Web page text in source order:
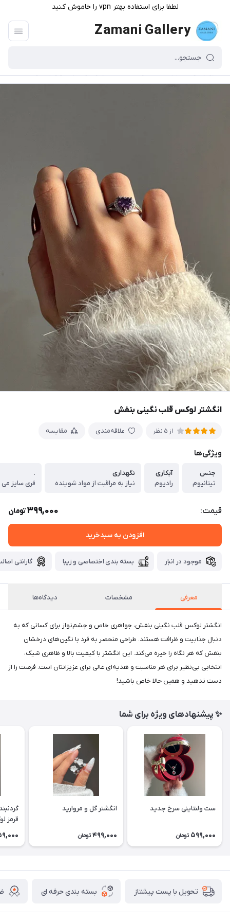
لطفا برای استفاده بهتر vpn را خاموش کنید
Zamani Gallery
انگشتر لوکس قلب نگینی بنفش
از 5 نظر علاقه‌مندی مقایسه
ویژگی‌ها
جنس
تیتانیوم
آبکاری
رادیوم
نگهداری
نیاز به مراقبت از مواد شوینده
.
فری سایز می
قیمت: 399,000تومان
افزودن به سبدخرید
موجود در انبار بسته بندی اختصاصی و زیبا گارانتی
معرفی مشخصات دیدگاه‌ها
انگشتر لوکس قلب نگینی بنفش، جواهری خاص و چشم‌نواز برای کسانی که به
دنبال جذابیت و ظرافت هستند. طراحی منحصر به فرد با نگین‌های درخشان
بنفش که هر نگاه را خیره می‌کند. این انگشتر با کیفیت بالا و ظاهری شیک،
انتخابی بی‌نظیر برای هر مناسبت و هدیه‌ای عالی برای عزیزانتان است. فرصت را از
دست ندهید و همین حالا خاص باشید!
✨ پیشنهادهای ویژه برای شما
ست ولنتاینی سرخ جدید
599,000 تومان
انگشتر گل و مروارید
499,000 تومان
قرمز
تحویل با پست پیشتاز بسته بندی حرفه ای